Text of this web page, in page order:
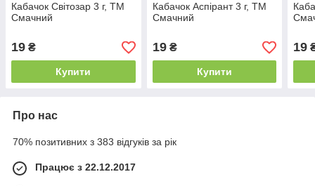
Кабачок Світозар 3 г, ТМ
Смачний
19 ₴
Купити
Кабачок Аспірант 3 г, ТМ
Смачний
19₴
Купити
19
Про нас
70% позитивних з 383 відгуків за рік
Працює з 22.12.2017